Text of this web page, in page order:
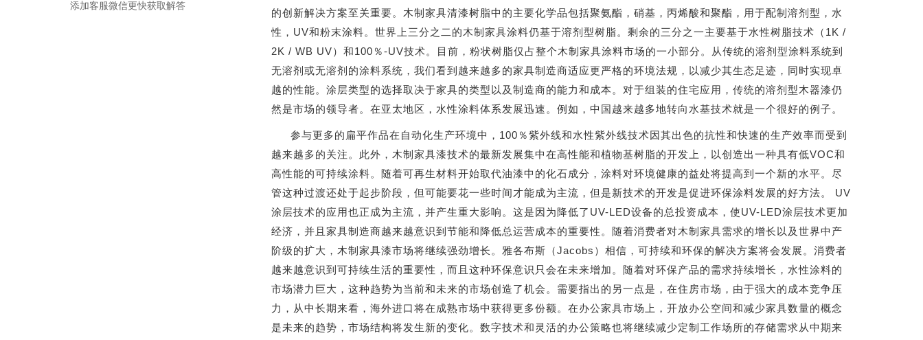
的创新解决方案至关重要。木制家具清漆树脂中的主要化学品包括聚氨酯，硝基，丙烯酸和聚酯，用于配制溶剂型，水
性，UV和粉末涂料。世界上三分之二的木制家具涂料仍基于溶剂型树脂。剩余的三分之一主要基于水性树脂技术（1K /
2K / WB UV）和100％-UV技术。目前，粉状树脂仅占整个木制家具涂料市场的一小部分。从传统的溶剂型涂料系统到
无溶剂或无溶剂的涂料系统，我们看到越来越多的家具制造商适应更严格的环境法规，以减少其生态足迹，同时实现卓
越的性能。涂层类型的选择取决于家具的类型以及制造商的能力和成本。对于组装的住宅应用，传统的溶剂型木器漆仍
然是市场的领导者。在亚太地区，水性涂料体系发展迅速。例如，中国越来越多地转向水基技术就是一个很好的例子。
参与更多的扁平作品在自动化生产环境中，100％紫外线和水性紫外线技术因其出色的抗性和快速的生产效率而受到
越来越多的关注。此外，木制家具漆技术的最新发展集中在高性能和植物基树脂的开发上，以创造出一种具有低VOC和
高性能的可持续涂料。随着可再生材料开始取代油漆中的化石成分，涂料对环境健康的益处将提高到一个新的水平。尽
管这种过渡还处于起步阶段，但可能要花一些时间才能成为主流，但是新技术的开发是促进环保涂料发展的好方法。 UV
涂层技术的应用也正成为主流，并产生重大影响。这是因为降低了UV-LED设备的总投资成本，使UV-LED涂层技术更加
经济，并且家具制造商越来越意识到节能和降低总运营成本的重要性。随着消费者对木制家具需求的增长以及世界中产
阶级的扩大，木制家具漆市场将继续强劲增长。雅各布斯（Jacobs）相信，可持续和环保的解决方案将会发展。消费者
越来越意识到可持续生活的重要性，而且这种环保意识只会在未来增加。随着对环保产品的需求持续增长，水性涂料的
市场潜力巨大，这种趋势为当前和未来的市场创造了机会。需要指出的另一点是，在住房市场，由于强大的成本竞争压
力，从中长期来看，海外进口将在成熟市场中获得更多份额。在办公家具市场上，开放办公空间和减少家具数量的概念
是未来的趋势，市场结构将发生新的变化。数字技术和灵活的办公策略也将继续减少定制工作场所的存储需求从中期来
添加客服微信更快获取解答